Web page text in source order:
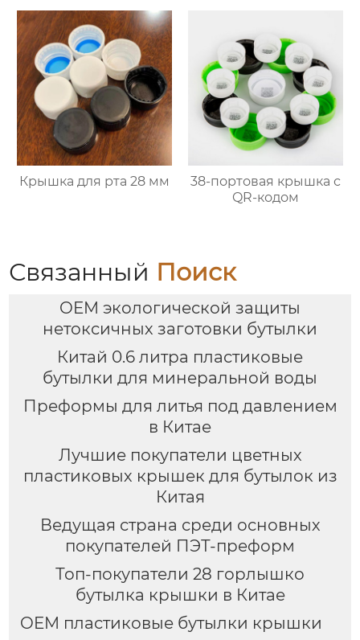
Крышка для рта 28 мм
38-портовая крышка с
QR-кодом
Связанный Поиск
OEM экологической защиты
нетоксичных заготовки бутылки
Китай 0.6 литра пластиковые
бутылки для минеральной воды
Преформы для литья под давлением
в Китае
Лучшие покупатели цветных
пластиковых крышек для бутылок из
Китая
Ведущая страна среди основных
покупателей ПЭТ-преформ
Топ-покупатели 28 горлышко
бутылка крышки в Китае
OEM пластиковые бутылки крышки